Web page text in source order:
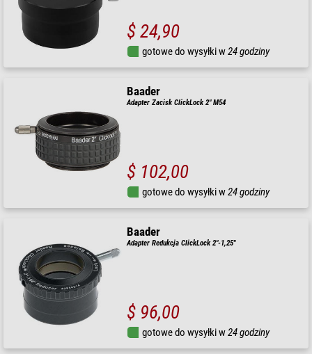
$ 24,90
gotowe do wysyłki w24 godziny
Baader
Adapter Zacisk ClickLock 2" M54
$ 102,00
gotowe do wysyłki w24 godziny
Baader
Adapter Redukcja ClickLock 2"-1,25"
$ 96,00
gotowe do wysyłki w24 godziny